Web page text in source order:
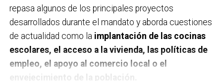
repasa algunos de los principales proyectos
desarrollados durante el mandato y aborda cuestiones
de actualidad como la implantación de las cocinas
escolares, el acceso a la vivienda, las políticas de
empleo, el apoyo al comercio local o el
envejecimiento de la población.